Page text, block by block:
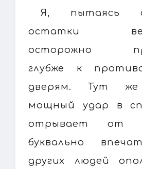
Я, пытаясь
остатки
осторожно
глубже к
дверям. Тут же
мощный удар в
отрывает от
буквально
других людей